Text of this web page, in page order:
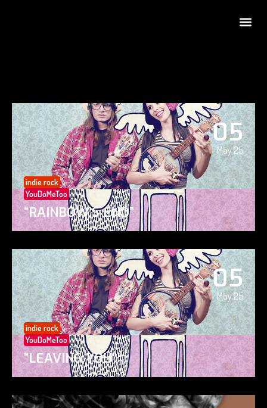
05
May 25
indie rock
YouDoMeToo
“RAINBOW’S END”
05
May 25
indie rock
YouDoMeToo
“LEAVING YOU”